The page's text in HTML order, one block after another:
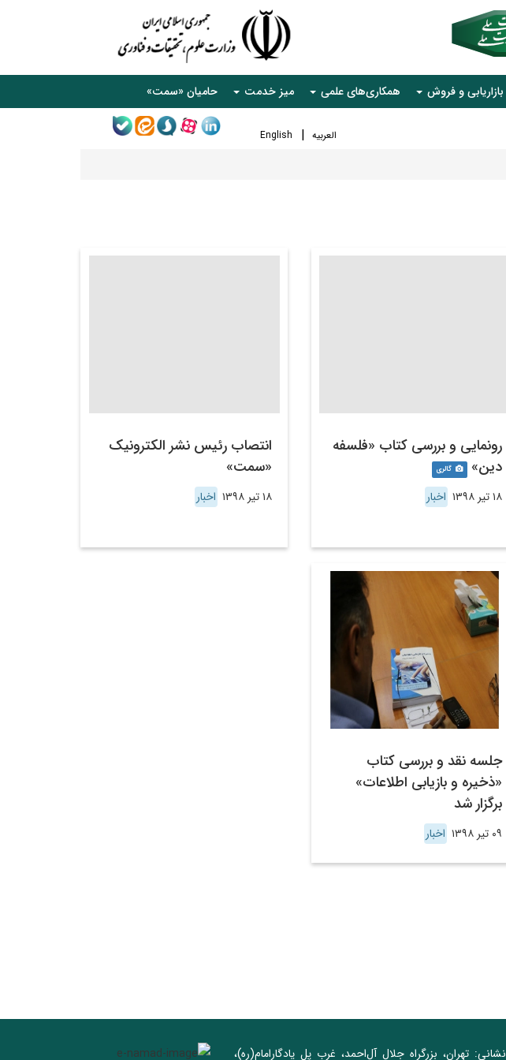
بازاریابی و فروش همکاری‌های علمی میز خدمت حامیان «سمت»
العربیه English
رونمایی و بررسی کتاب «فلسفه
دین»
گالری
۱۸ تیر ۱۳۹۸ اخبار
انتصاب رئیس نشر الکترونیک
«سمت»
۱۸ تیر ۱۳۹۸ اخبار
جلسه نقد و بررسی کتاب
«ذخیره و بازیابی اطلاعات»
برگزار شد
۰۹ تیر ۱۳۹۸ اخبار
نشانی: تهران، ‌بزرگراه ‌جلال آل‌احمد، غرب پل يادگار‌امام(ره)‌،